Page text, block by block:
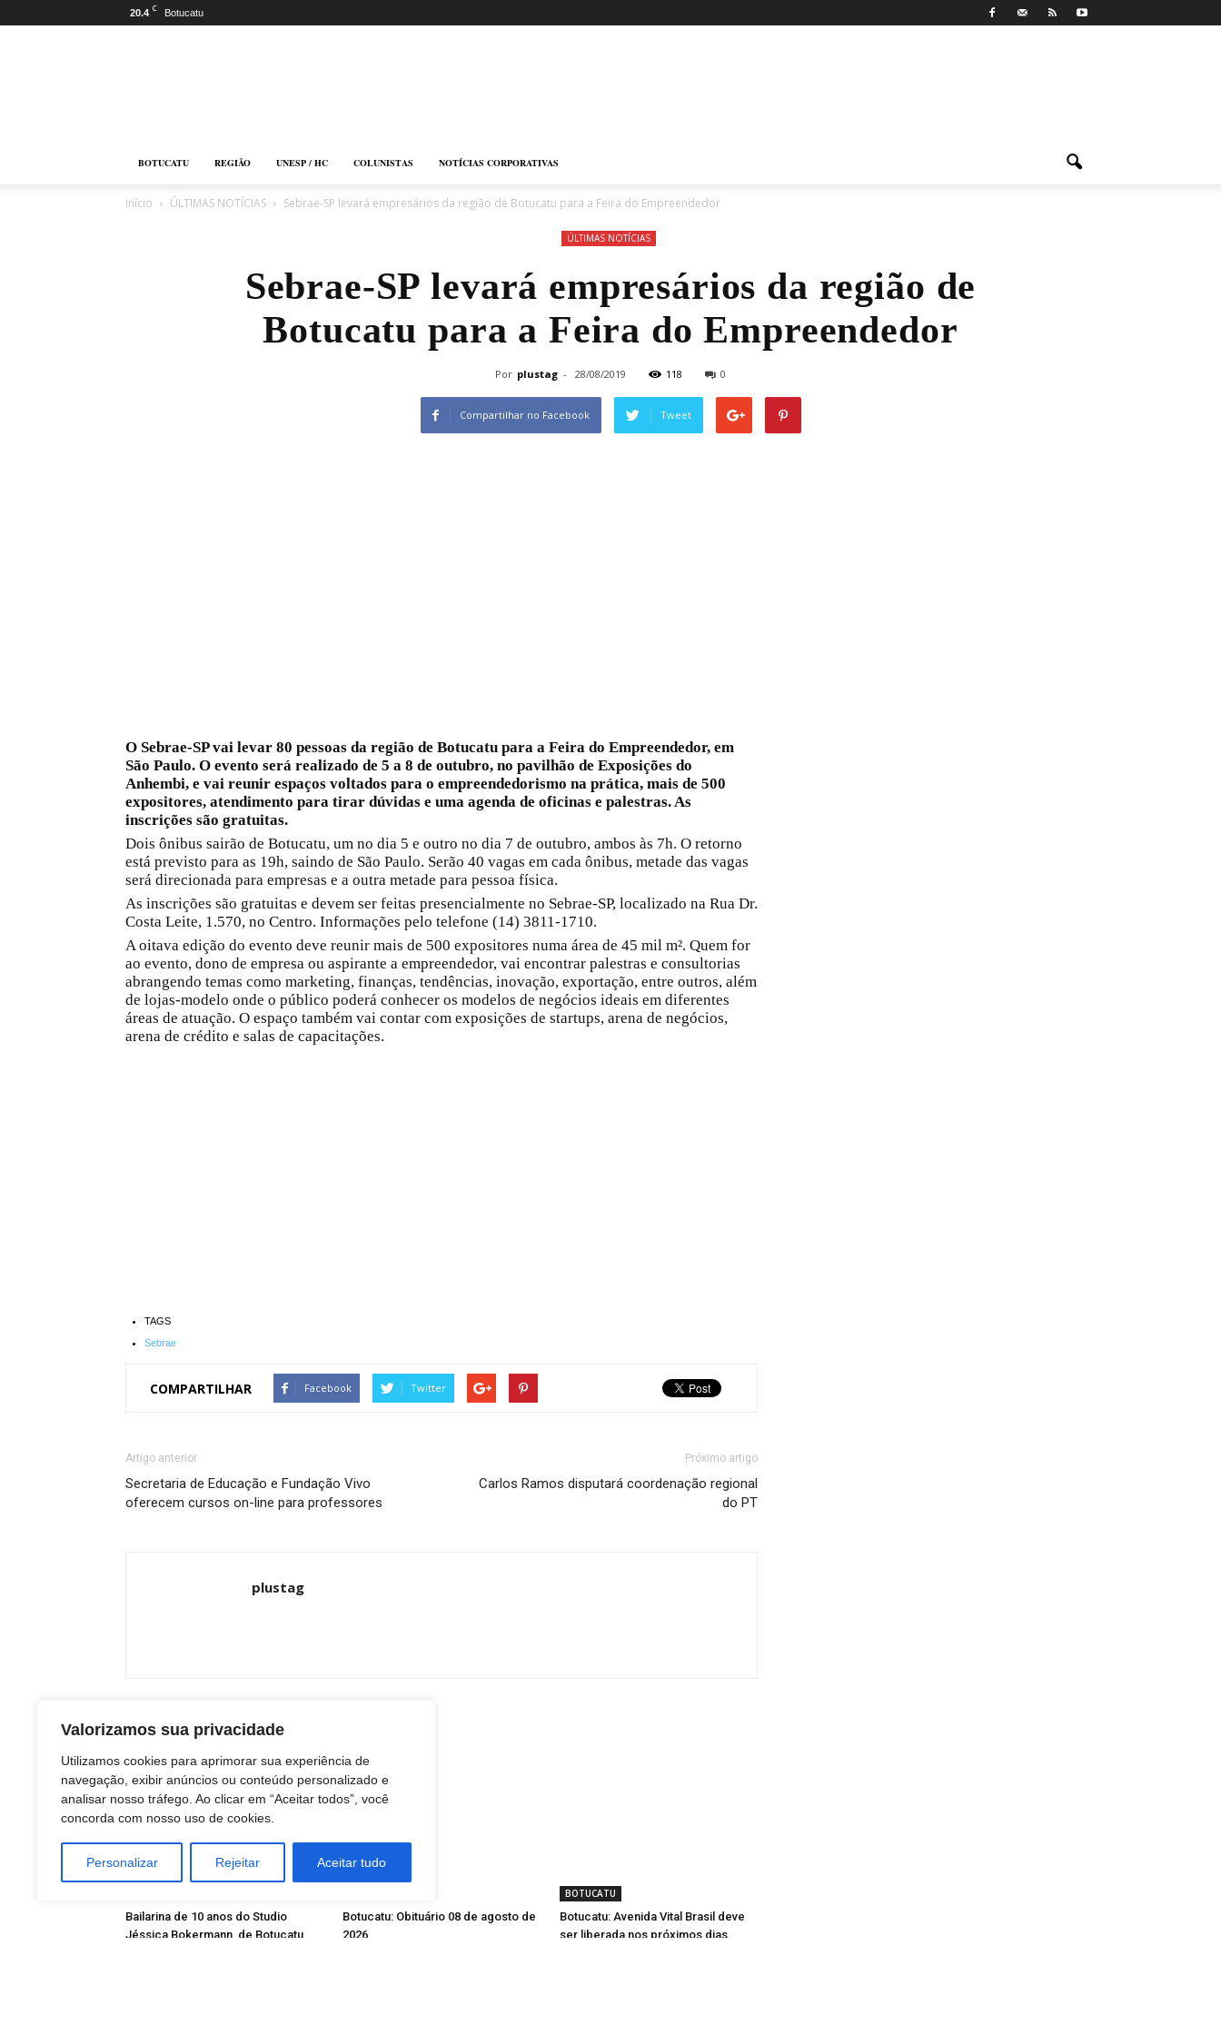
Valorizamos sua privacidade
Utilizamos cookies para aprimorar sua experiência de
navegação, exibir anúncios ou conteúdo personalizado e
analisar nosso tráfego. Ao clicar em “Aceitar todos”, você
concorda com nosso uso de cookies.
Personalizar Rejeitar Aceitar tudo
20.4 C Botucatu
BOTUCATU REGIÃO UNESP / HC COLUNISTAS NOTÍCIAS CORPORATIVAS
Início ÚLTIMAS NOTÍCIAS Sebrae-SP levará empresários da região de Botucatu para a Feira do Empreendedor
ÚLTIMAS NOTÍCIAS
Sebrae-SP levará empresários da região de
Botucatu para a Feira do Empreendedor
Por plustag - 28/08/2019 118 0
Compartilhar no Facebook Tweet
O Sebrae-SP vai levar 80 pessoas da região de Botucatu para a Feira do Empreendedor, em
São Paulo. O evento será realizado de 5 a 8 de outubro, no pavilhão de Exposições do
Anhembi, e vai reunir espaços voltados para o empreendedorismo na prática, mais de 500
expositores, atendimento para tirar dúvidas e uma agenda de oficinas e palestras. As
inscrições são gratuitas.
Dois ônibus sairão de Botucatu, um no dia 5 e outro no dia 7 de outubro, ambos às 7h. O retorno
está previsto para as 19h, saindo de São Paulo. Serão 40 vagas em cada ônibus, metade das vagas
será direcionada para empresas e a outra metade para pessoa física.
As inscrições são gratuitas e devem ser feitas presencialmente no Sebrae-SP, localizado na Rua Dr.
Costa Leite, 1.570, no Centro. Informações pelo telefone (14) 3811-1710.
A oitava edição do evento deve reunir mais de 500 expositores numa área de 45 mil m². Quem for
ao evento, dono de empresa ou aspirante a empreendedor, vai encontrar palestras e consultorias
abrangendo temas como marketing, finanças, tendências, inovação, exportação, entre outros, além
de lojas-modelo onde o público poderá conhecer os modelos de negócios ideais em diferentes
áreas de atuação. O espaço também vai contar com exposições de startups, arena de negócios,
arena de crédito e salas de capacitações.
TAGS
Sebrae
COMPARTILHAR Facebook Twitter
Artigo anterior
Secretaria de Educação e Fundação Vivo
oferecem cursos on-line para professores
Próximo artigo
Carlos Ramos disputará coordenação regional
do PT
plustag
ARTIGOS RELACIONADOS
Bailarina de 10 anos do Studio
Jéssica Bokermann, de Botucatu,
Botucatu: Obituário 08 de agosto de
2026
BOTUCATU
Botucatu: Avenida Vital Brasil deve
ser liberada nos próximos dias